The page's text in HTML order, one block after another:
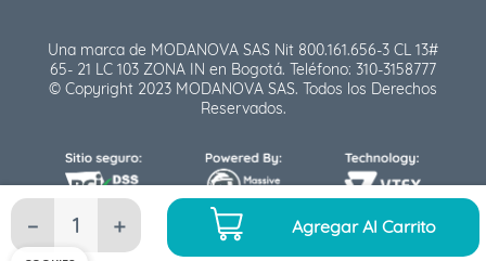
＋
－ Agregar Al Carrito
Una marca de MODANOVA SAS Nit 800.161.656-3 CL 13#
65- 21 LC 103 ZONA IN en Bogotá. Teléfono: 310-3158777
© Copyright 2023 MODANOVA SAS. Todos los Derechos
Reservados.